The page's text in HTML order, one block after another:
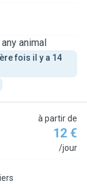
animal
fois il y a 14
à partir de
12 €
/jour